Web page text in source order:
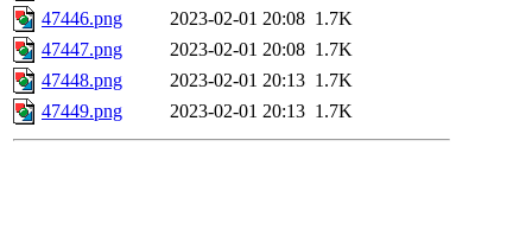
47446.png
2023-02-01 20:08 1.7K
47447.png
2023-02-01 20:08 1.7K
47448.png
2023-02-01 20:13 1.7K
47449.png
2023-02-01 20:13 1.7K